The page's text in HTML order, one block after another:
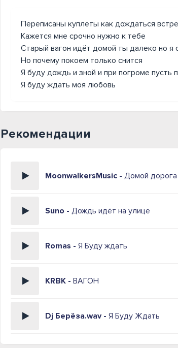
Переписаны куплеты как дождаться
Кажется мне срочно нужно к тебе
Старый вагон идёт домой ты далеко но я
Но почему покоем только снится
Я буду дождь и зной и при погроме пусть
Я буду ждать моя любовь
Рекомендации
MoonwalkersMusic - Домой дорога
Suno - Дождь идёт на улице
Romas - Я Буду ждать
KRBK - ВАГОН
Dj Берёза.wav - Я Буду Ждать